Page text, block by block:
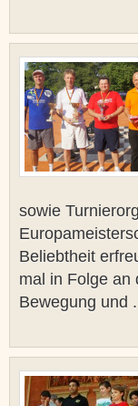
sowie
Beliebtheit
mal in Folge an
Bewegung und